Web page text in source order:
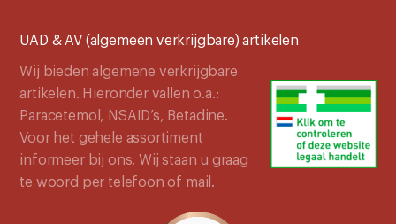
UAD & AV (algemeen verkrijgbare) artikelen
Wij bieden algemene verkrijgbare
artikelen. Hieronder vallen o.a.:
Paracetemol, NSAID’s, Betadine.
Voor het gehele assortiment
informeer bij ons. Wij staan u graag
te woord per telefoon of mail.